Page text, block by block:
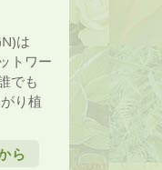
は
トワー
でも
り植
ら